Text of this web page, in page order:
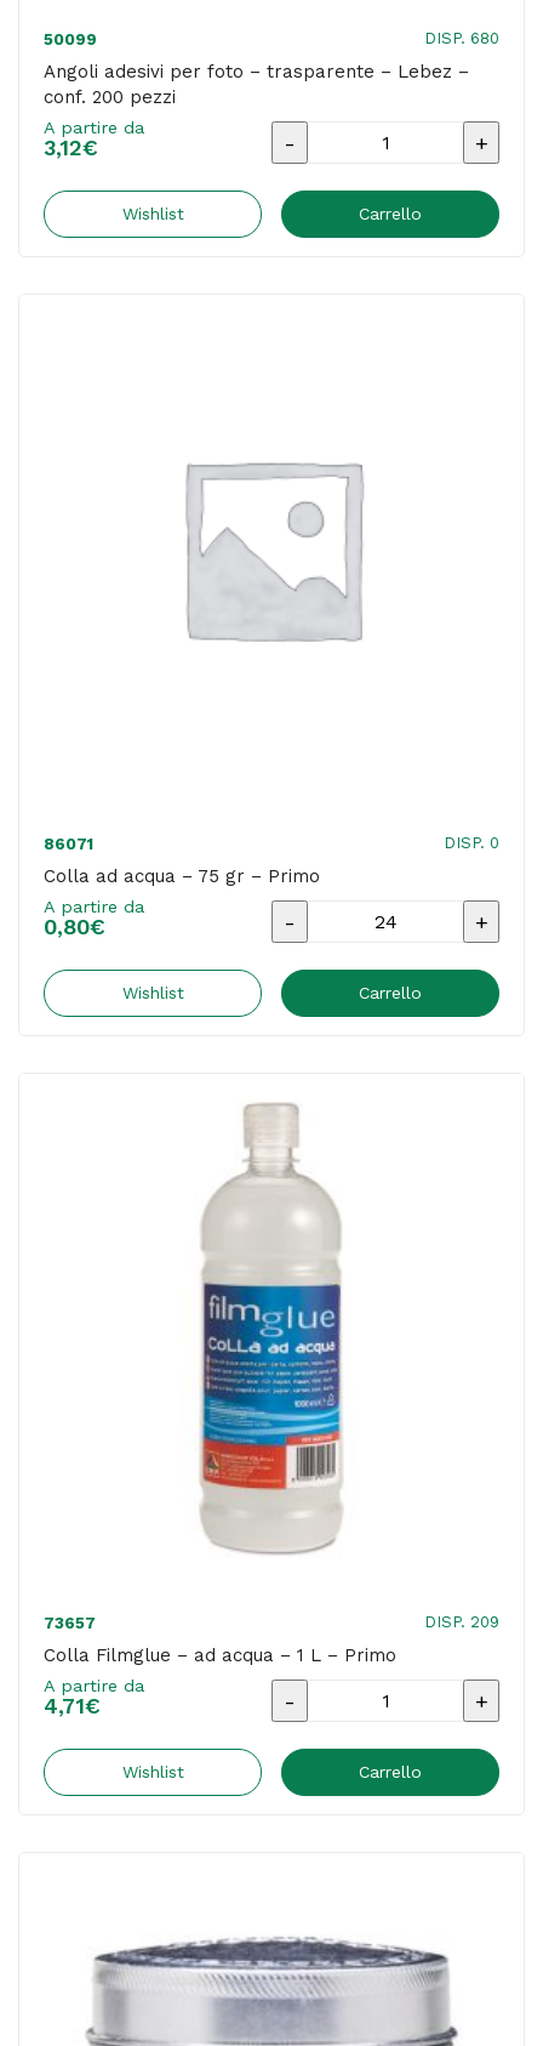
50099 DISP. 680
Angoli adesivi per foto – trasparente – Lebez –
conf. 200 pezzi
A partire da
3,12€
Angoli
per
conf.
200
pezzi
quantità
Wishlist Carrello
86071 DISP. 0
Colla ad acqua – 75 gr – Primo
A partire da
0,80€
Colla
acqua
gr
Primo
quantità
Wishlist Carrello
73657 DISP. 209
Colla Filmglue – ad acqua – 1 L – Primo
A partire da
4,71€
Colla
-
L
-
Wishlist Carrello